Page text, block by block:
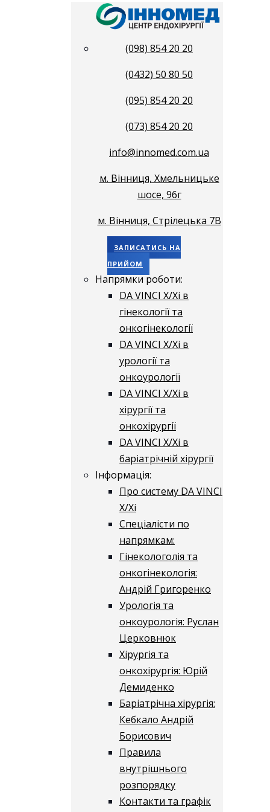
(098) 854 20 20
(0432) 50 80 50
(095) 854 20 20
(073) 854 20 20
info@innomed.com.ua
м. Вінниця, Хмельницьке
шосе, 96г
м. Вінниця, Стрілецька 7В
ЗАПИСАТИСЬ НА
ПРИЙОМ
Напрямки роботи:
DA VINCI X/Xі в
гінекології та
онкогінекології
DA VINCI X/Xі в
урології та
онкоурології
DA VINCI X/Xі в
хірургії та
онкохірургії
DA VINCI X/Xі в
баріатрічній хірургії
Інформація:
Про систему DA VINCI
X/Xі
Спеціалісти по
напрямкам:
Гінекологолія та
онкогінекологія:
Андрій Григоренко
Урологія та
онкоурологія: Руслан
Церковнюк
Хірургія та
онкохірургія: Юрій
Демиденко
Баріатрічна хірургія:
Кебкало Андрій
Борисович
Правила
внутрішнього
розпорядку
Контакти та графік